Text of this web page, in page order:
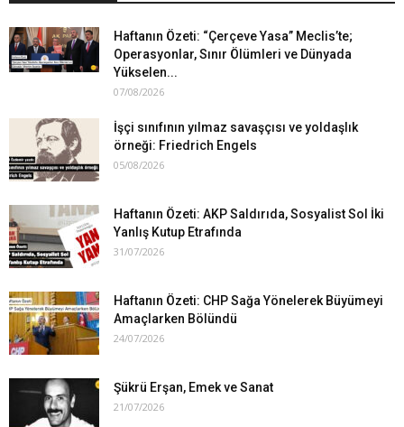
Haftanın Özeti: “Çerçeve Yasa” Meclis’te;
Operasyonlar, Sınır Ölümleri ve Dünyada
Yükselen...
07/08/2026
İşçi sınıfının yılmaz savaşçısı ve yoldaşlık
örneği: Friedrich Engels
05/08/2026
Haftanın Özeti: AKP Saldırıda, Sosyalist Sol İki
Yanlış Kutup Etrafında
31/07/2026
Haftanın Özeti: CHP Sağa Yönelerek Büyümeyi
Amaçlarken Bölündü
24/07/2026
Şükrü Erşan, Emek ve Sanat
21/07/2026